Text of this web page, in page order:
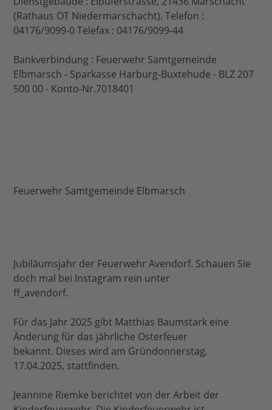
(Rathaus OT Niedermarschacht). Telefon :
04176/9099-0 Telefax : 04176/9099-44
Bankverbindung : Feuerwehr Samtgemeinde
Elbmarsch - Sparkasse Harburg-Buxtehude - BLZ 207
500 00 - Konto-Nr.7018401
Feuerwehr Samtgemeinde Elbmarsch
Jubiläumsjahr der Feuerwehr Avendorf. Schauen Sie
doch mal bei Instagram rein unter
ff_avendorf.
Für das Jahr 2025 gibt Matthias Baumstark eine
Änderung für das jährliche Osterfeuer
bekannt. Dieses wird am Gründonnerstag,
17.04.2025, stattfinden.
Jeannine Riemke berichtet von der Arbeit der